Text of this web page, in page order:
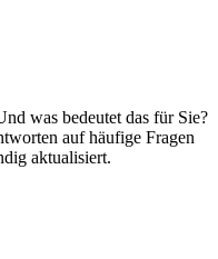
was bedeutet das für Sie?
auf häufige Fragen
aktualisiert.